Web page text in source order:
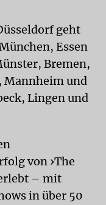
geht
Essen
Bremen,
Mannheim und
Lingen und
von ›The
– mit
in über 50